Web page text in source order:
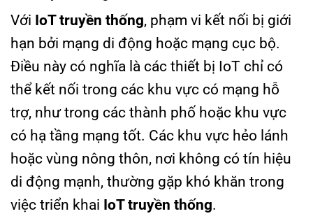
Với IoT truyền thống, phạm vi kết nối bị giới
hạn bởi mạng di động hoặc mạng cục bộ.
Điều này có nghĩa là các thiết bị IoT chỉ có
thể kết nối trong các khu vực có mạng hỗ
trợ, như trong các thành phố hoặc khu vực
có hạ tầng mạng tốt. Các khu vực hẻo lánh
hoặc vùng nông thôn, nơi không có tín hiệu
di động mạnh, thường gặp khó khăn trong
việc triển khai IoT truyền thống.